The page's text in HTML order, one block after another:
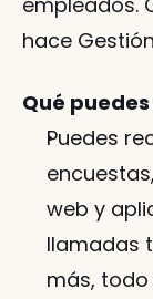
hace
Qué
Puedes
web y
llamadas
más, todo